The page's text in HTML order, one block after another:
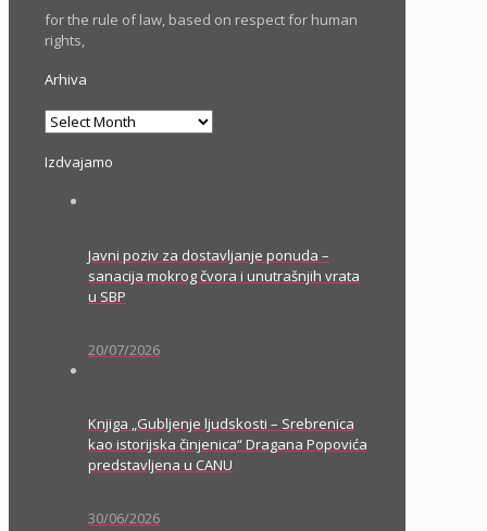
for the rule of law, based on respect for human
rights,
Arhiva
Arhiva
Izdvajamo
Javni poziv za dostavljanje ponuda –
sanacija mokrog čvora i unutrašnjih vrata
u SBP
20/07/2026
Knjiga „Gubljenje ljudskosti – Srebrenica
kao istorijska činjenica“ Dragana Popovića
predstavljena u CANU
30/06/2026